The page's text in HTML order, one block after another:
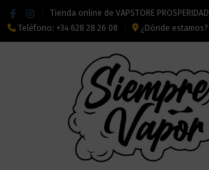
Tienda online de VAPSTORE PROSPERIDAD
Teléfono: +34 628 28 26 08 ¿Dónde estamos?